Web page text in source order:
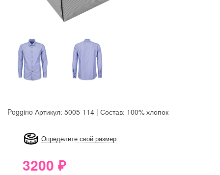
Poggino Артикул: 5005-114 | Состав: 100% хлопок
Определите свой размер
3200 ₽